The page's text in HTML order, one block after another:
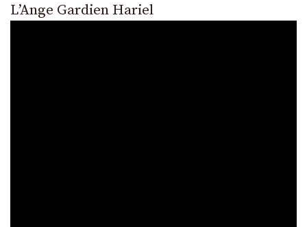
L’Ange Gardien Hariel